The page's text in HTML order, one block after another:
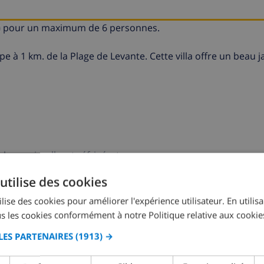
pour un maximum de 6 personnes.
à 1 km. de la Plage de Levante. Cette villa offre un beau
vaisselle, et réfrigérateur.
d'âge est inférieure ou égale à 25 ans )ne sont pas
des cookies
des cookies pour améliorer l'expérience utilisateur. En
les cookies conformément à notre Politique relative aux
PARTENAIRES(1913) →